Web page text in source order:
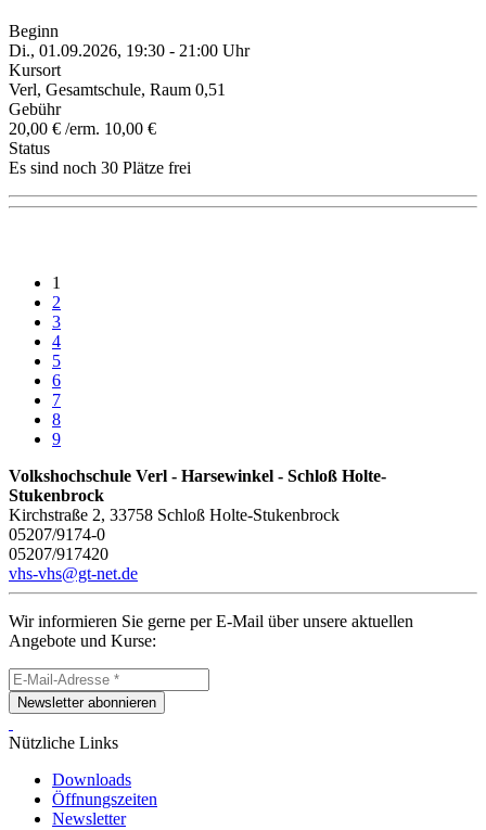
Beginn
Di., 01.09.2026, 19:30 - 21:00 Uhr
Kursort
Verl, Gesamtschule, Raum 0,51
Gebühr
20,00 € /erm. 10,00 €
Status
Es sind noch 30 Plätze frei
1
2
3
4
5
6
7
8
9
Volkshochschule Verl - Harsewinkel - Schloß Holte-
Stukenbrock
Kirchstraße 2, 33758 Schloß Holte-Stukenbrock
05207/9174-0
05207/917420
vhs-vhs@gt-net.de
Wir informieren Sie gerne per E-Mail über unsere aktuellen
Angebote und Kurse:
Newsletter abonnieren
Nützliche Links
Downloads
Öffnungszeiten
Newsletter